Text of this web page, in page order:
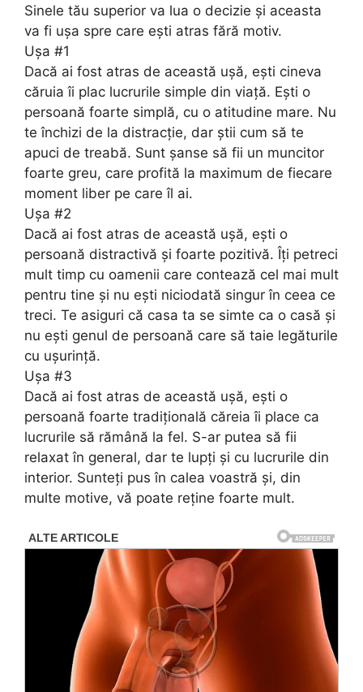
Sinele tău superior va lua o decizie și aceasta
va fi ușa spre care ești atras fără motiv.
Ușa #1
Dacă ai fost atras de această ușă, ești cineva
căruia îi plac lucrurile simple din viață. Ești o
persoană foarte simplă, cu o atitudine mare. Nu
te închizi de la distracție, dar știi cum să te
apuci de treabă. Sunt șanse să fii un muncitor
foarte greu, care profită la maximum de fiecare
moment liber pe care îl ai.
Ușa #2
Dacă ai fost atras de această ușă, ești o
persoană distractivă și foarte pozitivă. Îți petreci
mult timp cu oamenii care contează cel mai mult
pentru tine și nu ești niciodată singur în ceea ce
treci. Te asiguri că casa ta se simte ca o casă și
nu ești genul de persoană care să taie legăturile
cu ușurință.
Ușa #3
Dacă ai fost atras de această ușă, ești o
persoană foarte tradițională căreia îi place ca
lucrurile să rămână la fel. S-ar putea să fii
relaxat în general, dar te lupți și cu lucrurile din
interior. Sunteți pus în calea voastră și, din
multe motive, vă poate reține foarte mult.